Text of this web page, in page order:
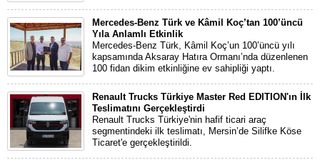
Mercedes-Benz Türk ve Kâmil Koç’tan 100’üncü
Yıla Anlamlı Etkinlik
Mercedes-Benz Türk, Kâmil Koç’un 100’üncü yılı
kapsamında Aksaray Hatıra Ormanı’nda düzenlenen
100 fidan dikim etkinliğine ev sahipliği yaptı.
Renault Trucks Türkiye Master Red EDITION'ın İlk
Teslimatını Gerçekleştirdi
Renault Trucks Türkiye'nin hafif ticari araç
segmentindeki ilk teslimatı, Mersin’de Silifke Köse
Ticaret'e gerçekleştirildi.